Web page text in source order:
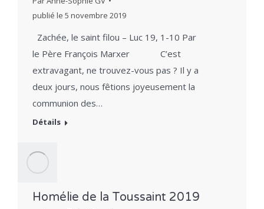
publié le 5 novembre 2019
Zachée, le saint filou – Luc 19, 1-10 Par
le Père François Marxer C’est
extravagant, ne trouvez-vous pas ? Il y a
deux jours, nous fêtions joyeusement la
communion des…
Détails
Homélie de la Toussaint 2019